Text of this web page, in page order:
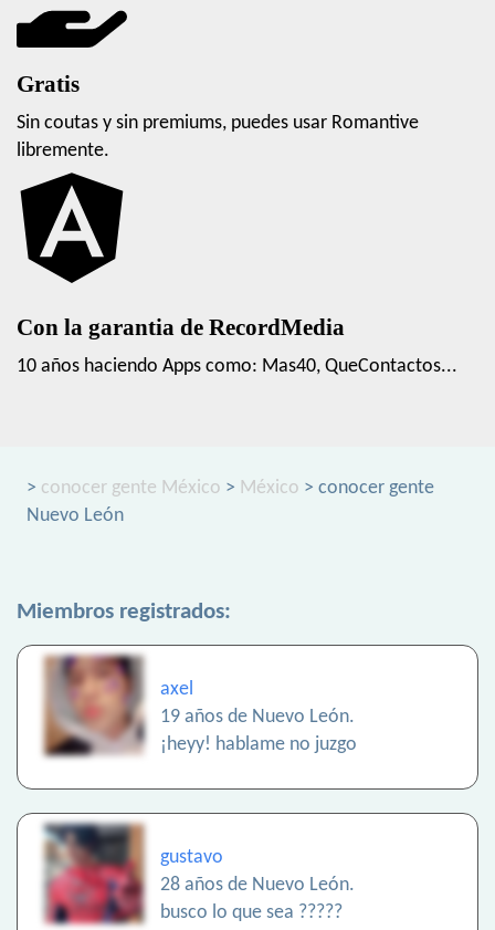
Gratis
Sin coutas y sin premiums, puedes usar Romantive
libremente.
Con la garantia de RecordMedia
10 años haciendo Apps como: Mas40, QueContactos...
> conocer gente México > México > conocer gente
Nuevo León
Miembros registrados:
axel
19 años de Nuevo León.
¡heyy! hablame no juzgo
gustavo
28 años de Nuevo León.
busco lo que sea ?????